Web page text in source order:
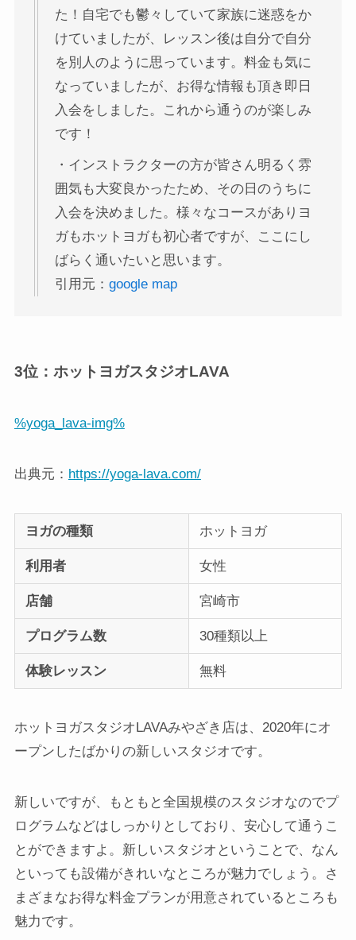
た！自宅でも鬱々していて家族に迷惑をか
けていましたが、レッスン後は自分で自分
を別人のように思っています。料金も気に
なっていましたが、お得な情報も頂き即日
入会をしました。これから通うのが楽しみ
です！
・インストラクターの方が皆さん明るく雰
囲気も大変良かったため、その日のうちに
入会を決めました。様々なコースがありヨ
ガもホットヨガも初心者ですが、ここにし
ばらく通いたいと思います。
引用元： google map
3位：ホットヨガスタジオLAVA
%yoga_lava-img%
出典元： https://yoga-lava.com/
ヨガの種類 ホットヨガ
利用者 女性
店舗 宮崎市
プログラム数 30種類以上
体験レッスン 無料
ホットヨガスタジオLAVAみやざき店は、2020年にオ
ープンしたばかりの新しいスタジオです。
新しいですが、もともと全国規模のスタジオなのでプ
ログラムなどはしっかりとしており、安心して通うこ
とができますよ。新しいスタジオということで、なん
といっても設備がきれいなところが魅力でしょう。さ
まざまなお得な料金プランが用意されているところも
魅力です。